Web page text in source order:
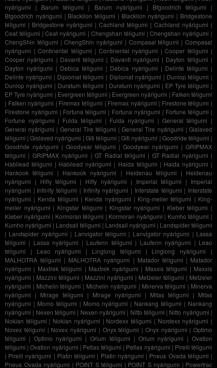
nyárigumi | Barum téligumi | Barum nyárigumi | Bfgoodrich téligumi |
Bfgoodrich nyárigumi | Blacklion téligumi | Blacklion nyárigumi | Bridgestone
téligumi | Bridgestone nyárigumi | Cachland téligumi | Cachland nyárigumi |
Ceat téligumi |Ceat nyárigumi | Chengshan téligumi |Chengshan nyárigumi |
ChengShin téligumi |ChengShin nyárigumi | Compasal téligumi |Compasal
nyárigumi | Continental téligumi | Continental nyárigumi | Cooper téligumi |
Cooper nyárigumi | Davanti téligumi | Davanti nyárigumi | Dayton téligumi |
Dayton nyárigumi | Debica téligumi | Debica nyárigumi | Delinte téligumi |
Delinte nyárigumi | Diplomat téligumi | Diplomat nyárigumi | Dunlop téligumi |
Dunlop nyárigumi | Duraturn téligumi | Duraturn nyárigumi | EP Tyre téligumi |
EP Tyre nyárigumi | Evergreen téligumi | Evergreen nyárigumi | Falken téligumi
| Falken nyárigumi | Firemax téligumi | Firemax nyárigumi | Firestone téligumi |
Firestone nyárigumi | Fortuna téligumi | Fortuna nyárigumi | Fortune téligumi |
Fortune nyárigumi | Fulda téligumi | Fulda nyárigumi | General téligumi |
General nyárigumi | General Tire téligumi |General Tire nyárigumi |Gislaved
téligumi |Gislaved nyárigumi | Giti téligumi |Giti nyárigumi | Goodride téligumi |
Goodride nyárigumi | Goodyear téligumi | Goodyear nyárigumi | GRIPMAX
téligumi | GRIPMAX nyárigumi |GT Radial téligumi | GT Radial nyárigumi |
Habilead téligumi | Habilead nyárigumi | Haida téligumi | Haida nyárigumi |
Hankook téligumi | Hankook nyárigumi | Heidenau téligumi | Heidenau
nyárigumi | Hifly téligumi | Hifly nyárigumi | Imperial téligumi | Imperial
nyárigumi | Infinity téligumi | Infinity nyárigumi | Interstate téligumi | Interstate
nyárigumi | Kenda téligumi | Kenda nyárigumi | King-meiler téligumi | King-
meiler nyárigumi | Kingstar téligumi | Kingstar nyárigumi | Kleber téligumi |
Kleber nyárigumi | Kormoran téligumi | Kormoran nyárigumi | Kumho téligumi |
Kumho nyárigumi | Landsail téligumi | Landsail nyárigumi | Landspider téligumi
| Landspider nyárigumi | Lanvigator téligumi | Lanvigator nyárigumi | Lassa
téligumi | Lassa nyárigumi | Laufenn téligumi | Laufenn nyárigumi | Leao
téligumi | Leao nyárigumi | Linglong téligumi | Linglong nyárigumi |
MALHOTRA téligumi | MALHOTRA nyárigumi | Matador téligumi | Matador
nyárigumi | Maxtrek téligumi | Maxtrek nyárigumi | Maxxis téligumi | Maxxis
nyárigumi | Mazzini téligumi | Mazzini nyárigumi | Metzeler téligumi | Metzeler
nyárigumi | Michelin téligumi | Michelin nyárigumi | Minerva téligumi | Minerva
nyárigumi | Mirage téligumi | Mirage nyárigumi | Mitas téligumi | Mitas
nyárigumi | Momo téligumi | Momo nyárigumi | Nankang téligumi | Nankang
nyárigumi | Nexen téligumi | Nexen nyárigumi | Nitto téligumi | Nitto nyárigumi |
Nokian téligumi | Nokian nyárigumi | Nordexx téligumi | Nordexx nyárigumi |
Novex téligumi | Novex nyárigumi | Onyx téligumi | Onyx nyárigumi | Optimo
téligumi | Optimo nyárigumi |Orium téligumi | Orium nyárigumi |Ovation
téligumi |Ovation nyárigumi | Petlas téligumi | Petlas nyárigumi | Pirelli téligumi
| Pirelli nyárigumi | Platin téligumi | Platin nyárigumi | Pneus Ovada téligumi |
Pneus Ovada nyárigumi | POINT S téligumi | POINT S nyárigumi | Powertrac